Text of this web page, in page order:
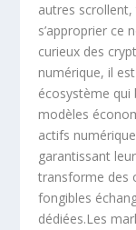
autres
s’approprier ce
curieux des
numérique, il
écosystème qui
modèles
actifs
garantissant
transforme des
fongibles
dédiées.Les